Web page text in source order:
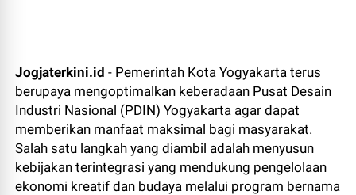
Jogjaterkini.id- Pemerintah Kota Yogyakarta terus
berupaya mengoptimalkan keberadaan Pusat Desain
Industri Nasional (PDIN) Yogyakarta agar dapat
memberikan manfaat maksimal bagi masyarakat.
Salah satu langkah yang diambil adalah menyusun
kebijakan terintegrasi yang mendukung pengelolaan
ekonomi kreatif dan budaya melalui program bernama